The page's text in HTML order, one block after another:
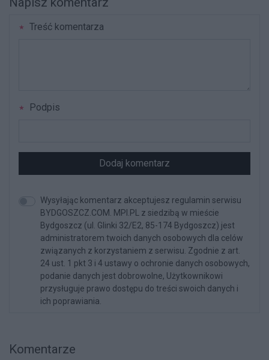
Treść komentarza
Podpis
Dodaj komentarz
Wysyłając komentarz akceptujesz regulamin serwisu
BYDGOSZCZ.COM. MPI.PL z siedzibą w mieście
Bydgoszcz (ul. Glinki 32/E2, 85-174 Bydgoszcz) jest
administratorem twoich danych osobowych dla celów
związanych z korzystaniem z serwisu. Zgodnie z art.
24 ust. 1 pkt 3 i 4 ustawy o ochronie danych osobowych,
podanie danych jest dobrowolne, Użytkownikowi
przysługuje prawo dostępu do treści swoich danych i
ich poprawiania.
Komentarze